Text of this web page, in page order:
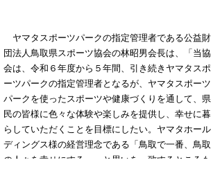
ヤマタスポーツパークの指定管理者である公益財
団法人鳥取県スポーツ協会の林昭男会長は、「当協
会は、令和６年度から５年間、引き続きヤマタスポ
ーツパークの指定管理者となるが、ヤマタスポーツ
パークを使ったスポーツや健康づくりを通して、県
民の皆様に色々な体験や楽しみを提供し、幸せに暮
らしていただくことを目標にしたい。ヤマタホール
ディングス様の経営理念である「鳥取で一番、鳥取
の人々を幸せにする。」と思いを一致するところも